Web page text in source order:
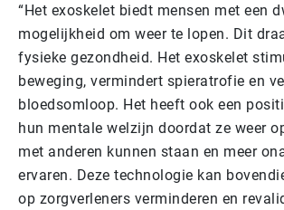
“Het exoskelet biedt mensen met een
mogelijkheid om weer te lopen. Dit
fysieke gezondheid. Het exoskelet
beweging, vermindert spieratrofie en
bloedsomloop. Het heeft ook een
hun mentale welzijn doordat ze weer
met anderen kunnen staan en meer
ervaren. Deze technologie kan
op zorgverleners verminderen en